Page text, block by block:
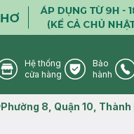
Store Icon
Hệ thống
cửa hàng
Bảo
hành
Map
Phường 8, Quận 10,